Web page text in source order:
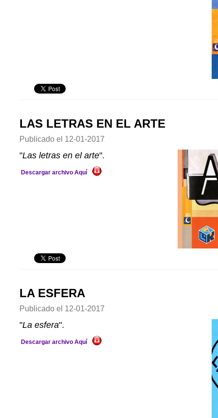
LAS LETRAS EN EL ARTE
Publicado el 12-01-2017
"Las letras en el arte".
Descargar archivo Aquí
LA ESFERA
Publicado el 12-01-2017
"La esfera".
Descargar archivo Aquí